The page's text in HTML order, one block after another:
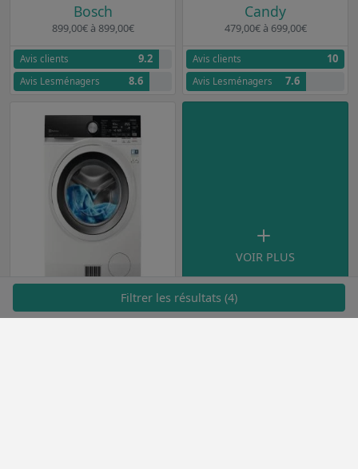
Filtrer les résultats (4)
Bosch
899,00€ à 899,00€
Avis clients 9.2
Avis Lesménagers 8.6
Candy
479,00€ à 699,00€
Avis clients 10
Avis Lesménagers 7.6
Electrolux
998,00€ à 1.399,00€
VOIR PLUS